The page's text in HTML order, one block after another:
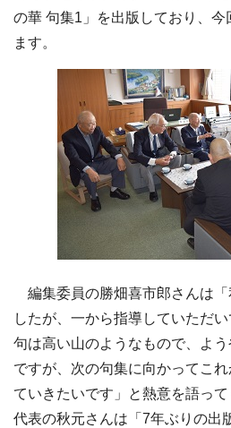
の華 句集1」を出版しており、今
ます。
編集委員の勝畑喜市郎さんは
したが、一から指導していただ
句は高い山のようなもので、よ
ですが、次の句集に向かってこ
ていきたいです」と熱意を語って
代表の秋元さんは「7年ぶりの出